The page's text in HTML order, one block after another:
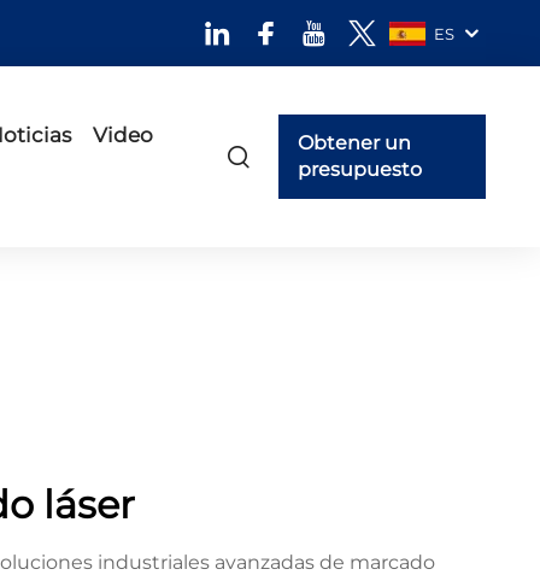
ES
Video
Obtener un
presupuesto
láser
industriales avanzadas de marcado